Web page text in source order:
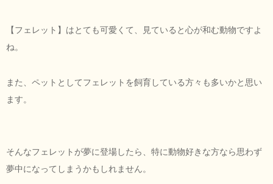
【フェレット】はとても可愛くて、見ていると心が和む動物ですよ
ね。
また、ペットとしてフェレットを飼育している方々も多いかと思い
ます。
そんなフェレットが夢に登場したら、特に動物好きな方なら思わず
夢中になってしまうかもしれません。